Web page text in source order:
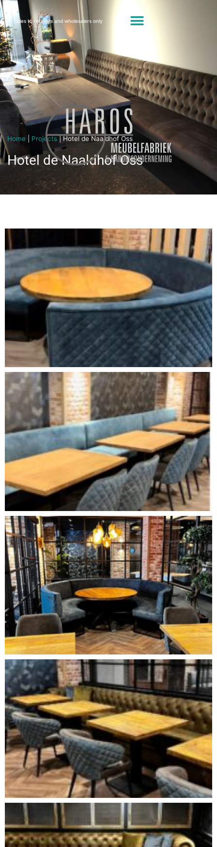
sales to retailers and wholesalers only
Home Projects|Hotel de Naaldhof Oss
Hotel de Naaldhof Oss